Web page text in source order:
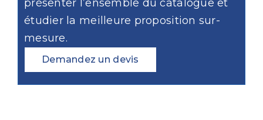
présenter l’ensemble du catalogue et
étudier la meilleure proposition sur-
mesure.
Demandez un devis